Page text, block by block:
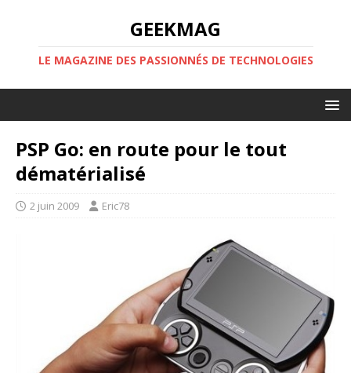
GEEKMAG
LE MAGAZINE DES PASSIONNÉS DE TECHNOLOGIES
PSP Go: en route pour le tout
dématérialisé
2 juin 2009 Eric78